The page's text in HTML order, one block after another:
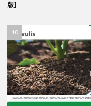
版】